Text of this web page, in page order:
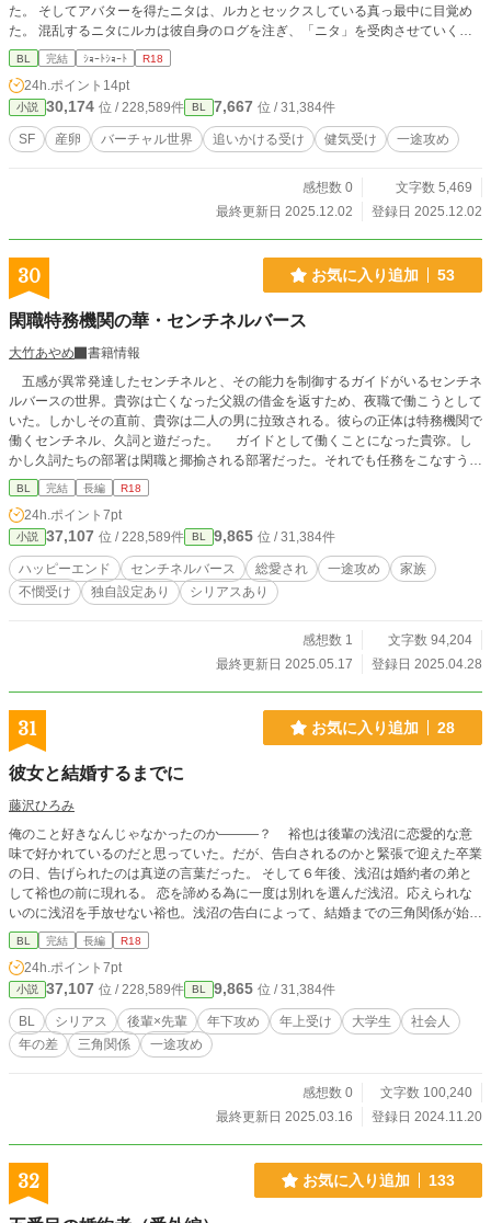
た。 そしてアバターを得たニタは、ルカとセックスしている真っ最中に目覚め
た。 混乱するニタにルカは彼自身のログを注ぎ、「ニタ」を受肉させていく。
※合意のない性行為があります ※アルファポリス、pixiv、ムーンライトノベル
ズに掲載しています
BL 完結 ｼｮｰﾄｼｮｰﾄ R18
24h.ポイント 14pt
小説 30,174 位 / 228,589件 BL 7,667 位 / 31,384件
SF 産卵 バーチャル世界 追いかける受け 健気受け 一途攻め
感想数 0
文字数 5,469
最終更新日 2025.12.02
登録日 2025.12.02
30 お気に入り追加 53
閑職特務機関の華・センチネルバース
大竹あやめ
書籍情報
五感が異常発達したセンチネルと、その能力を制御するガイドがいるセンチネ
ルバースの世界。貴弥は亡くなった父親の借金を返すため、夜職で働こうとして
いた。しかしその直前、貴弥は二人の男に拉致される。彼らの正体は特務機関で
働くセンチネル、久詞と遊だった。 ガイドとして働くことになった貴弥。し
かし久詞たちの部署は閑職と揶揄される部署だった。それでも任務をこなすうち
に、貴弥はガイドとして周りを支えたいと思うようになる。家族らしい家族がい
なかった貴弥は優しい久詞に、父親に向けるような憧憬を抱いていき……。
BL 完結 長編 R18
24h.ポイント 7pt
小説 37,107 位 / 228,589件 BL 9,865 位 / 31,384件
ハッピーエンド センチネルバース 総愛され 一途攻め
家族
不憫受け
独自設定あり シリアスあり
感想数 1
文字数 94,204
最終更新日 2025.05.17
登録日 2025.04.28
31 お気に入り追加 28
彼女と結婚するまでに
藤沢ひろみ
俺のこと好きなんじゃなかったのか―――？ 裕也は後輩の浅沼に恋愛的な意
味で好かれているのだと思っていた。だが、告白されるのかと緊張で迎えた卒業
の日、告げられたのは真逆の言葉だった。 そして６年後、浅沼は婚約者の弟と
して裕也の前に現れる。 恋を諦める為に一度は別れを選んだ浅沼。応えられな
いのに浅沼を手放せない裕也。浅沼の告白によって、結婚までの三角関係が始ま
る―――。 （この作品は、個人サイト【 zerycook 】に2009年に掲載の「ひ
めやかなdesire」を、転載に際し個人サイトともに一部修正を行ったものです）
BL 完結 長編 R18
24h.ポイント 7pt
小説 37,107 位 / 228,589件 BL 9,865 位 / 31,384件
BL シリアス 後輩×先輩 年下攻め 年上受け 大学生
社会人
年の差
三角関係 一途攻め
感想数 0
文字数 100,240
最終更新日 2025.03.16
登録日 2024.11.20
32 お気に入り追加 133